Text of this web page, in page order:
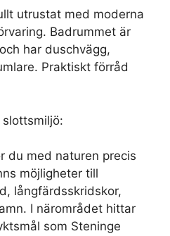
utrustat med moderna
Badrummet är
har duschvägg,
Praktiskt förråd
du med naturen precis
möjligheter till
långfärdsskridskor,
I närområdet hittar
som Steninge